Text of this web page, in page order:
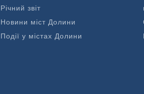
Річний звіт
Новини міст Долини
Події у містах Долини